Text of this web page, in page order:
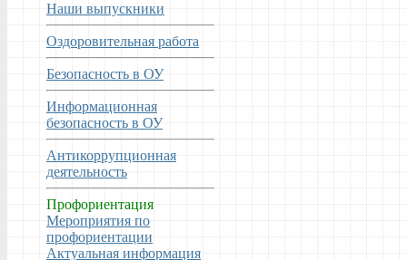
Наши выпускники
Оздоровительная работа
Безопасность в ОУ
Информационная
безопасность в ОУ
Антикоррупционная
деятельность
Профориентация
Мероприятия по
профориентации
Актуальная информация